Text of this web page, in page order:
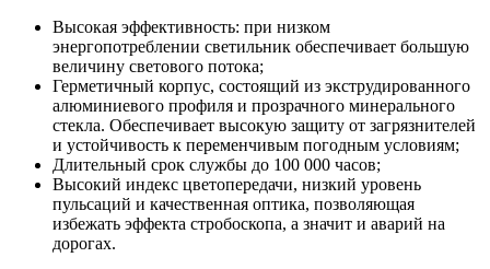
Высокая эффективность: при низком
энергопотреблении светильник обеспечивает большую
величину светового потока;
Герметичный корпус, состоящий из экструдированного
алюминиевого профиля и прозрачного минерального
стекла. Обеспечивает высокую защиту от загрязнителей
и устойчивость к переменчивым погодным условиям;
Длительный срок службы до 100 000 часов;
Высокий индекс цветопередачи, низкий уровень
пульсаций и качественная оптика, позволяющая
избежать эффекта стробоскопа, а значит и аварий на
дорогах.